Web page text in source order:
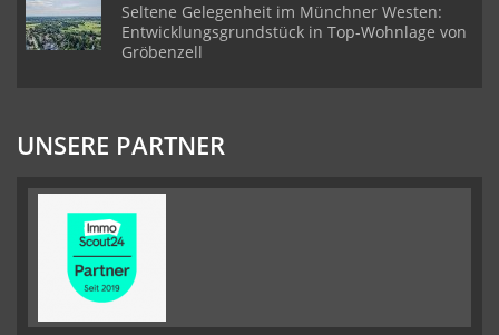
Seltene Gelegenheit im Münchner Westen:
Entwicklungsgrundstück in Top-Wohnlage von
Gröbenzell
UNSERE PARTNER